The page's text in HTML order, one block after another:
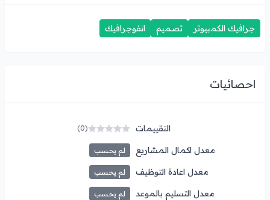
جرافيك الكمبيوتر تصميم انفوجرافيك
احصائيات
التقييمات (0)
معدل اكمال المشاريع لم يحسب
معدل اعادة التوظيف لم يحسب
معدل التسليم بالموعد لم يحسب